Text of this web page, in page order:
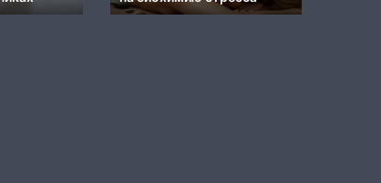
Германии
системы